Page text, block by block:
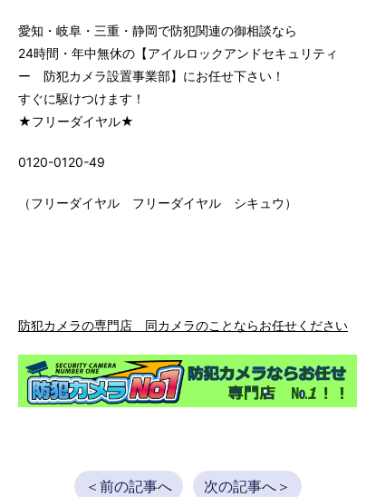
愛知・岐阜・三重・静岡で防犯関連の御相談なら
24時間・年中無休の【アイルロックアンドセキュリティ
ー 防犯カメラ設置事業部】にお任せ下さい！
すぐに駆けつけます！
★フリーダイヤル★
0120-0120-49
（フリーダイヤル フリーダイヤル シキュウ）
防犯カメラの専門店 同カメラのことならお任せください
＜前の記事へ 次の記事へ＞